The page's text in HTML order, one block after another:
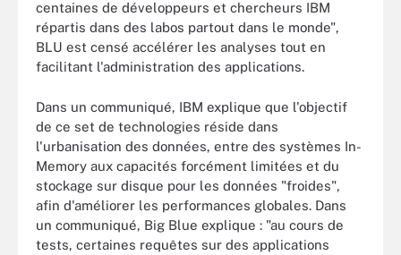
centaines de développeurs et chercheurs IBM
répartis dans des labos partout dans le monde",
BLU est censé accélérer les analyses tout en
facilitant l'administration des applications.
Dans un communiqué, IBM explique que l'objectif
de ce set de technologies réside dans
l'urbanisation des données, entre des systèmes In-
Memory aux capacités forcément limitées et du
stockage sur disque pour les données "froides",
afin d'améliorer les performances globales. Dans
un communiqué, Big Blue explique : "au cours de
tests, certaines requêtes sur des applications